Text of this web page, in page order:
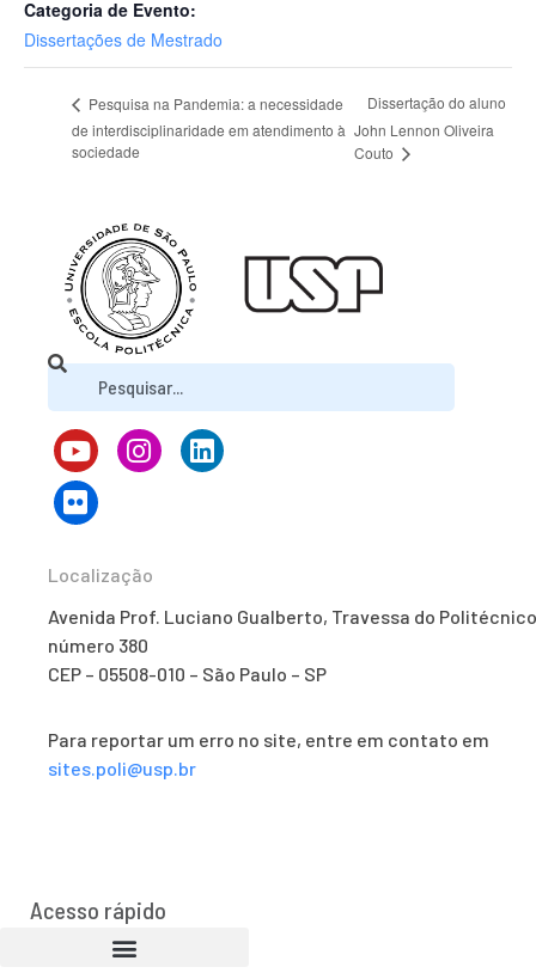
Categoria de Evento:
Dissertações de Mestrado
Pesquisa na Pandemia: a necessidade
de interdisciplinaridade em atendimento à
sociedade
Dissertação do aluno
John Lennon Oliveira
Couto
Localização
Avenida Prof. Luciano Gualberto, Travessa do
número 380
CEP – 05508-010 – São Paulo – SP
Para reportar um erro no site, entre em contato em
sites.poli@usp.br
Acesso rápido